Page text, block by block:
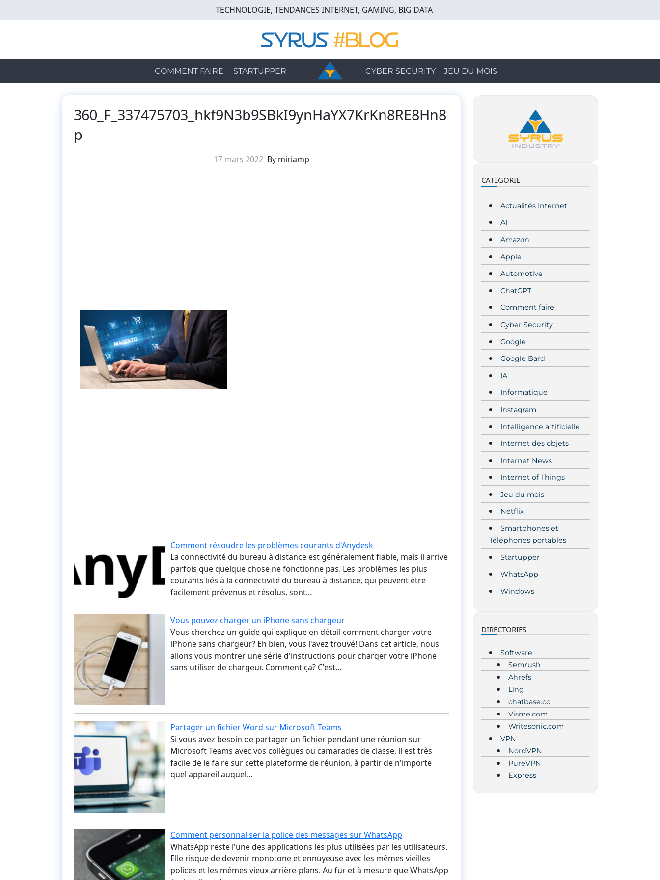
to
TECHNOLOGIE, TENDANCES INTERNET, GAMING, BIG DATA
COMMENT FAIRE STARTUPPER CYBER SECURITY JEU DU MOIS
360_F_337475703_hkf9N3b9SBkI9ynHaYX7KrKn8RE8Hn8
p
17 mars 2022 By miriamp
Comment résoudre les problèmes courants d'Anydesk
La connectivité du bureau à distance est généralement fiable, mais il arrive
parfois que quelque chose ne fonctionne pas. Les problèmes les plus
courants liés à la connectivité du bureau à distance, qui peuvent être
facilement prévenus et résolus, sont…
Vous pouvez charger un iPhone sans chargeur
Vous cherchez un guide qui explique en détail comment charger votre
iPhone sans chargeur? Eh bien, vous l'avez trouvé! Dans cet article, nous
allons vous montrer une série d'instructions pour charger votre iPhone
sans utiliser de chargeur. Comment ça? C'est…
Partager un fichier Word sur Microsoft Teams
Si vous avez besoin de partager un fichier pendant une réunion sur
Microsoft Teams avec vos collègues ou camarades de classe, il est très
facile de le faire sur cette plateforme de réunion, à partir de n'importe
quel appareil auquel…
Comment personnaliser la police des messages sur WhatsApp
WhatsApp reste l'une des applications les plus utilisées par les utilisateurs.
Elle risque de devenir monotone et ennuyeuse avec les mêmes vieilles
polices et les mêmes vieux arrière-plans. Au fur et à mesure que WhatsApp
CATEGORIE
Actualités Internet
AI
Amazon
Apple
Automotive
ChatGPT
Comment faire
Cyber Security
Google
Google Bard
IA
Informatique
Instagram
Intelligence artificielle
Internet des objets
Internet News
Internet of Things
Jeu du mois
Netflix
Smartphones et
Téléphones portables
Startupper
WhatsApp
Windows
DIRECTORIES
Software
Semrush
Ahrefs
Ling
chatbase.co
Visme.com
Writesonic.com
VPN
NordVPN
PureVPN
Express